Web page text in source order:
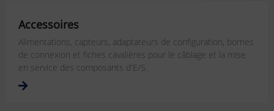
Accessoires
Alimentations, capteurs, adaptateurs de configuration, bornes
de connexion et fiches cavalières pour le câblage et la mise
en service des composants d'E/S.